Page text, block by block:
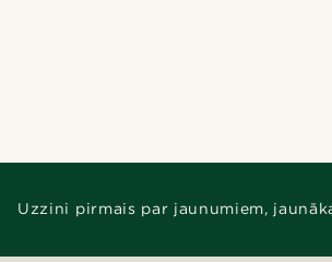
Uzzini pirmais par jaunumiem,